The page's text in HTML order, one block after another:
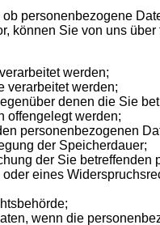
personenbezogene
können Sie von uns
werden;
verarbeitet werden;
denen die Sie
offengelegt werden;
personenbezogenen
der Speicherdauer;
der Sie betreffenden
eines
wenn die